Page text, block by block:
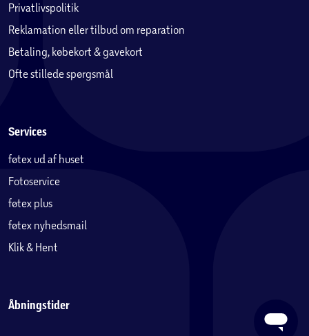
Privatlivspolitik
Reklamation eller tilbud om reparation
Betaling, købekort & gavekort
Ofte stillede spørgsmål
Services
føtex ud af huset
Fotoservice
føtex plus
føtex nyhedsmail
Klik & Hent
Åbningstider